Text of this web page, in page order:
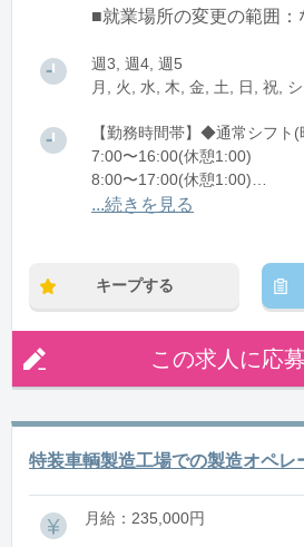
■就業場所の変更の範囲：
週3, 週4, 週5
月, 火, 水, 木, 金, 土, 日, 祝,
【勤務時間帯】◆通常シフト
7:00〜16:00(休憩1:00)
8:00〜17:00(休憩1:00)
12:00〜21:00(休憩1:00)
...続きを見る
キープする
この求人に応
特装車輌製造工場での製造オペレ
月給：235,000円